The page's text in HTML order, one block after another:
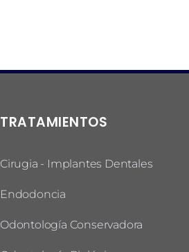
TRATAMIENTOS
Cirugia - Implantes Dentales
Endodoncia
Odontología Conservadora